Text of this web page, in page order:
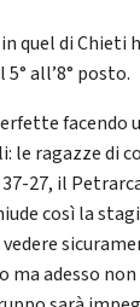
quel di Chieti
all’8° posto.
facendo
le ragazze di
27, il
così la
adesso non